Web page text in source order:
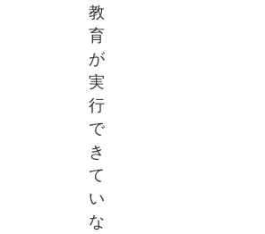
教
育
が
実
行
で
き
て
い
な